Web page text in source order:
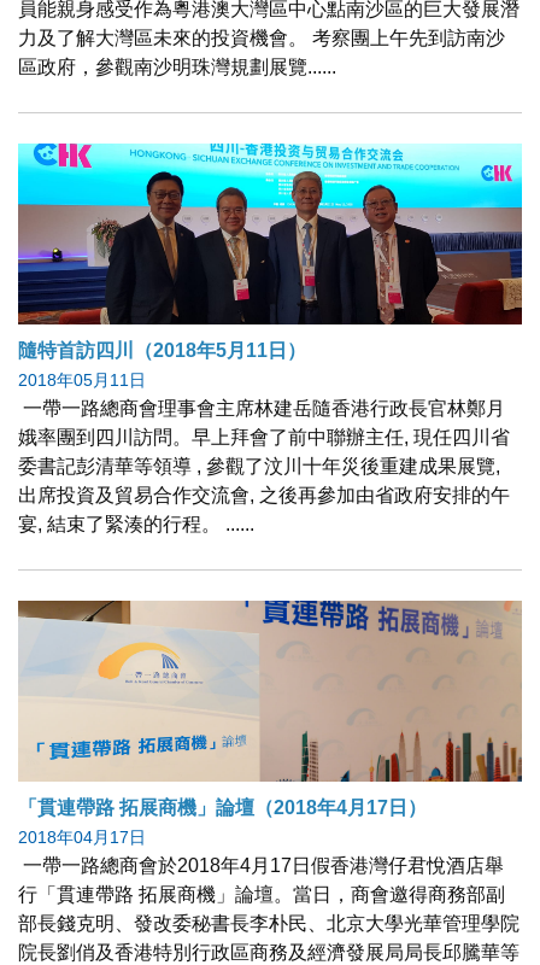
員能親身感受作為粵港澳大灣區中心點南沙區的巨大發展潛
力及了解大灣區未來的投資機會。 考察團上午先到訪南沙
區政府，參觀南沙明珠灣規劃展覽......
隨特首訪四川（2018年5月11日）
2018年05月11日
一帶一路總商會理事會主席林建岳隨香港行政長官林鄭月
娥率團到四川訪問。早上拜會了前中聯辦主任, 現任四川省
委書記彭清華等領導 , 參觀了汶川十年災後重建成果展覽,
出席投資及貿易合作交流會, 之後再參加由省政府安排的午
宴, 結束了緊湊的行程。 ......
「貫連帶路 拓展商機」論壇（2018年4月17日）
2018年04月17日
一帶一路總商會於2018年4月17日假香港灣仔君悅酒店舉
行「貫連帶路 拓展商機」論壇。當日，商會邀得商務部副
部長錢克明、發改委秘書長李朴民、北京大學光華管理學院
院長劉俏及香港特別行政區商務及經濟發展局局長邱騰華等